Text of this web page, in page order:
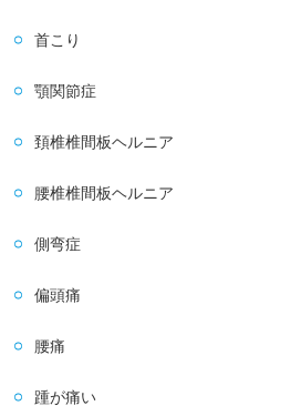
首こり
顎関節症
頚椎椎間板ヘルニア
腰椎椎間板ヘルニア
側弯症
偏頭痛
腰痛
踵が痛い